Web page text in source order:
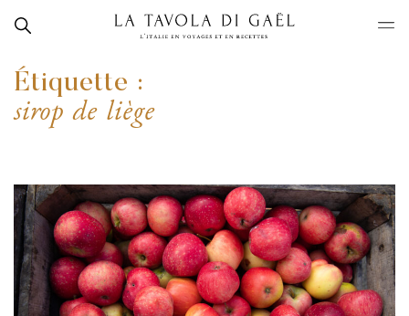
di
Gaël
Rechercher
Étiquette :
sirop de liège